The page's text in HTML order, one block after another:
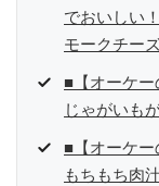
でおいしい
モークチー
■【オーケ
じゃがいも
■【オーケー
もちもち肉